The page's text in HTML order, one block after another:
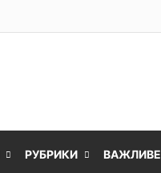
РУБРИКИ ВАЖЛИВЕ